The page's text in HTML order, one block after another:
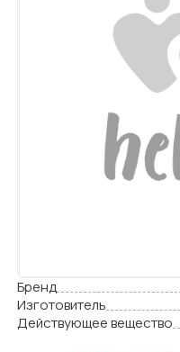
Бренд
Изготовитель
Действующее вещество